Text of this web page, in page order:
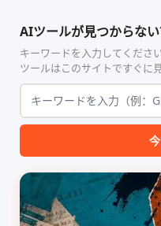
合，专为顶级学术期刊（如
Nature、Science、Cell 等）
的论文撰写与发表流程设计。
该工具集以智能体插...
AIツールが見つからな
キーワードを入力してください
ツールはこのサイトですぐに